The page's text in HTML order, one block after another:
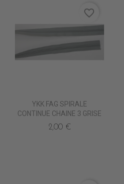
YKK FAG SPIRALE
CONTINUE CHAINE 3 GRISE
2,00 €
favorite_border